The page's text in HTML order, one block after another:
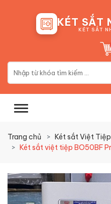
KÉT SẮT
KÉT SẮT
Trang chủ
Két sắt Việt
Két sắt việt tiệp BO50BF